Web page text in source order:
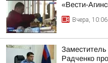
«Вести-
Вчера, 10:06
Заместитель
Радченко